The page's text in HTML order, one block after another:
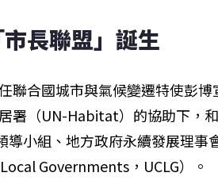
長聯盟」誕生
聯合國城市與氣候變遷特使彭
署（UN-Habitat）的協助下，
小組、地方政府永續發展理事
Governments，UCLG）。